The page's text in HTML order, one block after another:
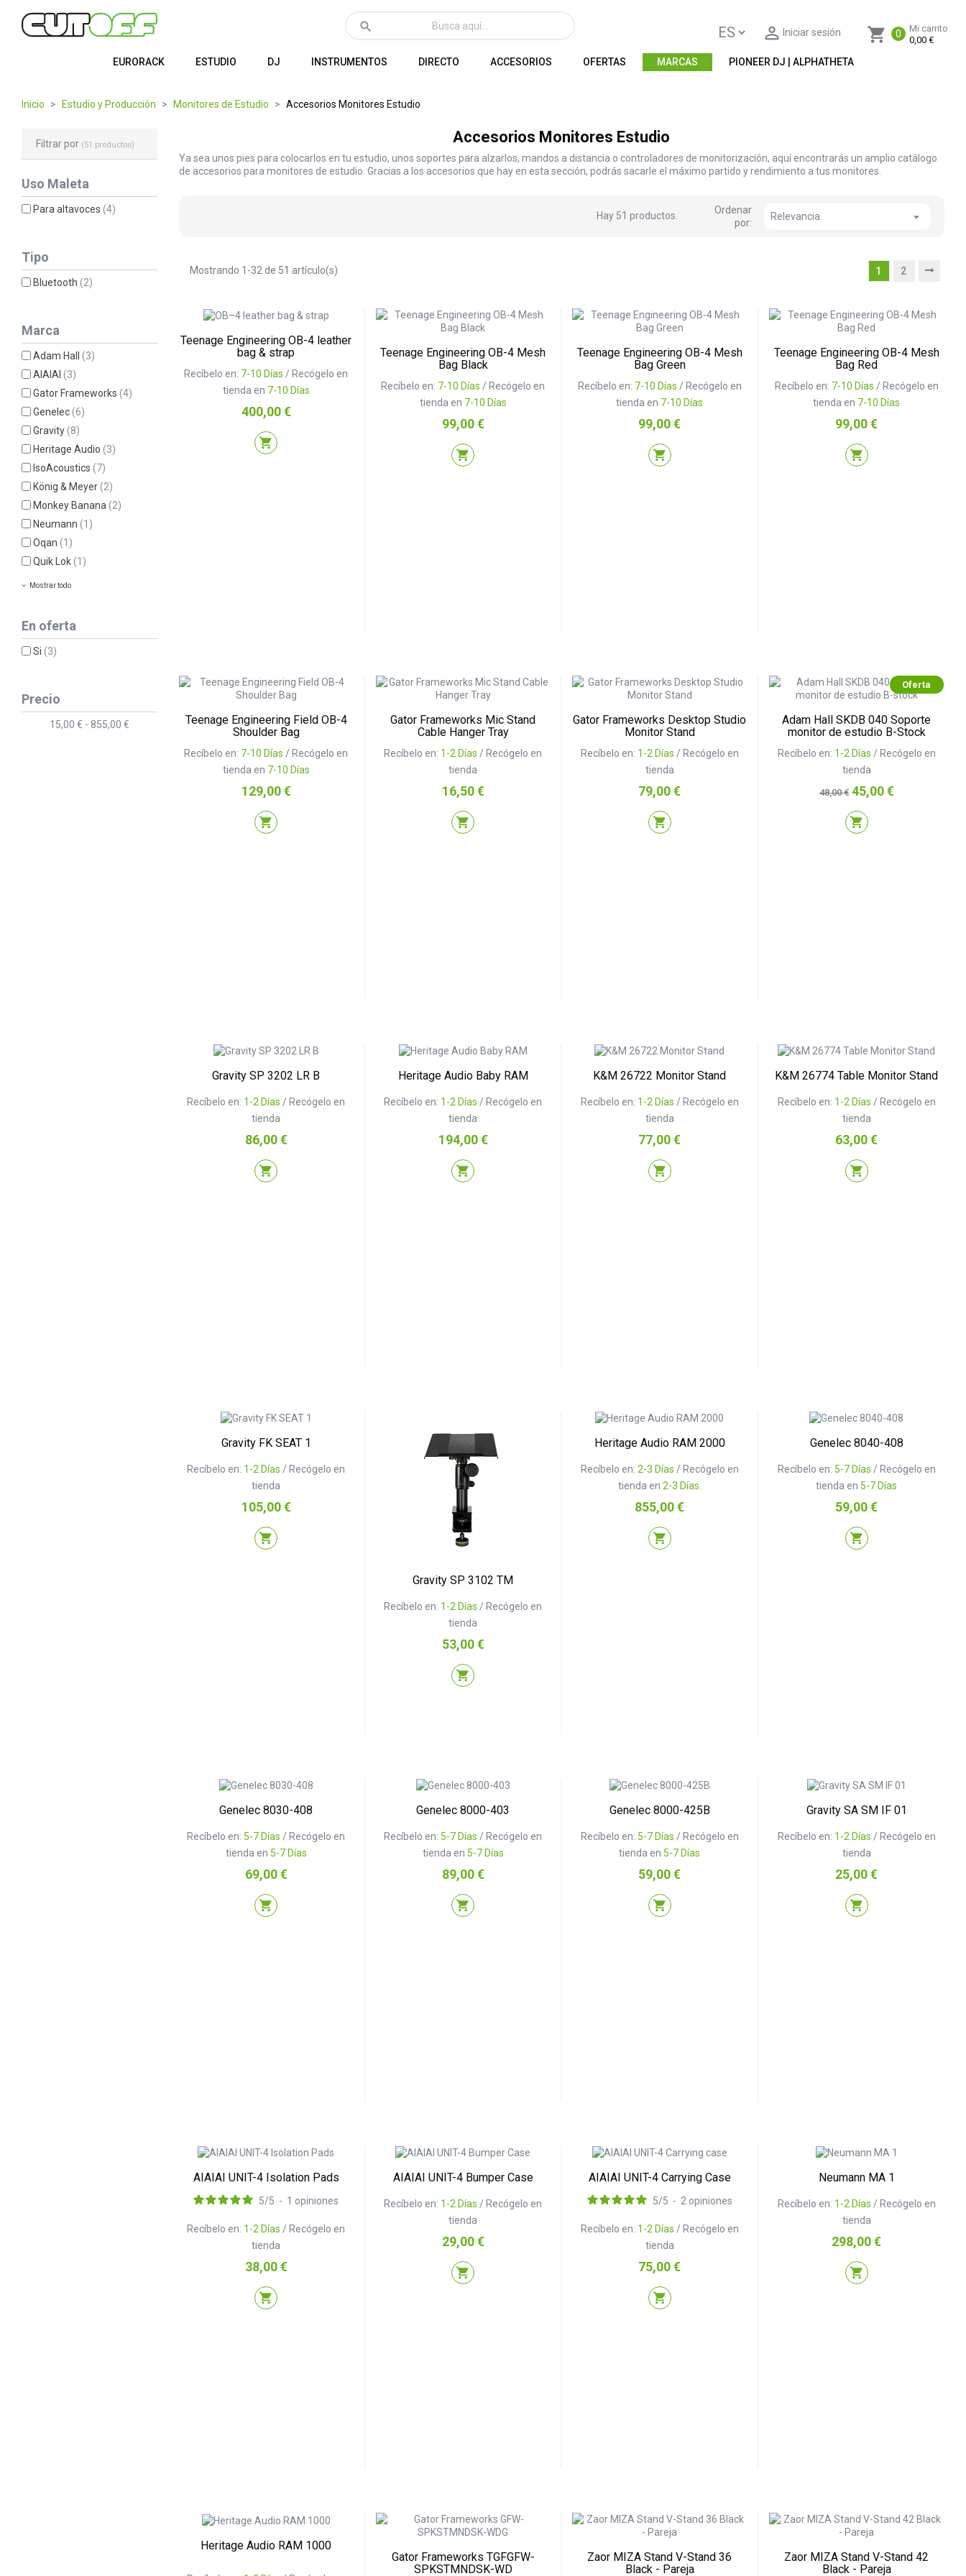
shopping_cart 0
Mi carrito
0,00 €
 Iniciar sesión
search
EURORACK ESTUDIO DJ INSTRUMENTOS DIRECTO ACCESORIOS OFERTAS MARCAS PIONEER DJ | ALPHATHETA
Inicio Estudio y Producción Monitores de Estudio Accesorios Monitores Estudio
Filtrar por (51 productos)
Uso Maleta
Para altavoces(4)
Tipo
Bluetooth(2)
Marca
Adam Hall(3)
AIAIAI(3)
Gator Frameworks(4)
Genelec(6)
Gravity(8)
Heritage Audio(3)
IsoAcoustics(7)
König & Meyer(2)
Monkey Banana(2)
Neumann(1)
Oqan(1)
Quik Lok(1)
Mostrar todo
En oferta
Si(3)
Precio
15,00 € - 855,00 €
Accesorios Monitores Estudio
Ya sea unos pies para colocarlos en tu estudio, unos soportes para alzarlos, mandos a distancia o controladores de monitorización, aquí encontrarás un amplio catálogo
de accesorios para monitores de estudio. Gracias a los accesorios que hay en esta sección, podrás sacarle el máximo partido y rendimiento a tus monitores.
Hay 51 productos.
Ordenar
por:
Relevancia 
Mostrando 1-32 de 51 artículo(s) 1 2
Teenage Engineering OB-4 leather
bag & strap
Recíbelo en: 7-10 Días/ Recógelo en
tienda en 7-10 Días
Precio
400,00 €
shopping_cart
Teenage Engineering OB-4 Mesh
Bag Black
Recíbelo en: 7-10 Días / Recógelo en
tienda en 7-10 Días
Precio
99,00 €
shopping_cart
Teenage Engineering OB-4 Mesh
Bag Green
Recíbelo en: 7-10 Días / Recógelo en
tienda en 7-10 Días
Precio
99,00 €
shopping_cart
Teenage Engineering OB-4 Mesh
Bag Red
Recíbelo en: 7-10 Días / Recógelo en
tienda en 7-10 Días
Precio
99,00 €
shopping_cart
Teenage Engineering Field OB-4
Shoulder Bag
Recíbelo en: 7-10 Días/ Recógelo en
tienda en 7-10 Días
Precio
129,00 €
shopping_cart
Gator Frameworks Mic Stand
Cable Hanger Tray
Recíbelo en: 1-2 Días/ Recógelo en
tienda
Precio
16,50 €
shopping_cart
Gator Frameworks Desktop Studio
Monitor Stand
Recíbelo en: 1-2 Días / Recógelo en
tienda
Precio
79,00 €
shopping_cart
Oferta
Adam Hall SKDB 040 Soporte
monitor de estudio B-Stock
Recíbelo en: 1-2 Días / Recógelo en
tienda
Precio
base
48,00 € Precio
45,00 €
shopping_cart
Gravity SP 3202 LR B
Recíbelo en: 1-2 Días / Recógelo en
tienda
Precio
86,00 €
shopping_cart
Heritage Audio Baby RAM
Recíbelo en: 1-2 Días / Recógelo en
tienda
Precio
194,00 €
shopping_cart
K&M 26722 Monitor Stand
Recíbelo en: 1-2 Días / Recógelo en
tienda
Precio
77,00 €
shopping_cart
K&M 26774 Table Monitor Stand
Recíbelo en: 1-2 Días / Recógelo en
tienda
Precio
63,00 €
shopping_cart
Gravity FK SEAT 1
Recíbelo en: 1-2 Días / Recógelo en
tienda
Precio
105,00 €
shopping_cart
Gravity SP 3102 TM
Recíbelo en: 1-2 Días / Recógelo en
tienda
Precio
53,00 €
shopping_cart
Heritage Audio RAM 2000
Recíbelo en: 2-3 Días / Recógelo en
tienda en 2-3 Días.
Precio
855,00 €
shopping_cart
Genelec 8040-408
Recíbelo en: 5-7 Días / Recógelo en
tienda en 5-7 Días
Precio
59,00 €
shopping_cart
Genelec 8030-408
Recíbelo en: 5-7 Días/ Recógelo en
tienda en 5-7 Días
Precio
69,00 €
shopping_cart
Genelec 8000-403
Recíbelo en: 5-7 Días/ Recógelo en
tienda en 5-7 Días
Precio
89,00 €
shopping_cart
Genelec 8000-425B
Recíbelo en: 5-7 Días / Recógelo en
tienda en 5-7 Días
Precio
59,00 €
shopping_cart
Gravity SA SM IF 01
Recíbelo en: 1-2 Días / Recógelo en
tienda
Precio
25,00 €
shopping_cart
AIAIAI UNIT-4 Isolation Pads
Recíbelo en: 1-2 Días/ Recógelo en
tienda
5/5 - 1 opiniones
Precio
38,00 €
shopping_cart
AIAIAI UNIT-4 Bumper Case
Recíbelo en: 1-2 Días/ Recógelo en
tienda
Precio
29,00 €
shopping_cart
AIAIAI UNIT-4 Carrying Case
Recíbelo en: 1-2 Días / Recógelo en
tienda
5/5 - 2 opiniones
Precio
75,00 €
shopping_cart
Neumann MA 1
Recíbelo en: 1-2 Días / Recógelo en
tienda
Precio
298,00 €
shopping_cart
Heritage Audio RAM 1000
Gator Frameworks TGFGFW-
SPKSTMNDSK-WD
Zaor MIZA Stand V-Stand 36
Black - Pareja
Zaor MIZA Stand V-Stand 42
Black - Pareja